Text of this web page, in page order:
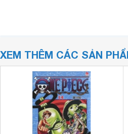
XEM THÊM CÁC SẢN